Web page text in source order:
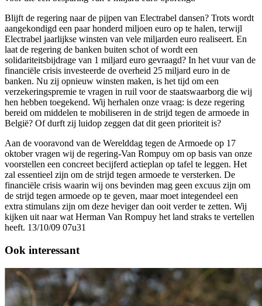
Blijft de regering naar de pijpen van Electrabel dansen? Trots wordt
aangekondigd een paar honderd miljoen euro op te halen, terwijl
Electrabel jaarlijkse winsten van vele miljarden euro realiseert. En
laat de regering de banken buiten schot of wordt een
solidariteitsbijdrage van 1 miljard euro gevraagd? In het vuur van de
financiële crisis investeerde de overheid 25 miljard euro in de
banken. Nu zij opnieuw winsten maken, is het tijd om een
verzekeringspremie te vragen in ruil voor de staatswaarborg die wij
hen hebben toegekend. Wij herhalen onze vraag: is deze regering
bereid om middelen te mobiliseren in de strijd tegen de armoede in
België? Of durft zij luidop zeggen dat dit geen prioriteit is?
Aan de vooravond van de Werelddag tegen de Armoede op 17
oktober vragen wij de regering-Van Rompuy om op basis van onze
voorstellen een concreet becijferd actieplan op tafel te leggen. Het
zal essentieel zijn om de strijd tegen armoede te versterken. De
financiële crisis waarin wij ons bevinden mag geen excuus zijn om
de strijd tegen armoede op te geven, maar moet integendeel een
extra stimulans zijn om deze heviger dan ooit verder te zetten. Wij
kijken uit naar wat Herman Van Rompuy het land straks te vertellen
heeft. 13/10/09 07u31
Ook interessant